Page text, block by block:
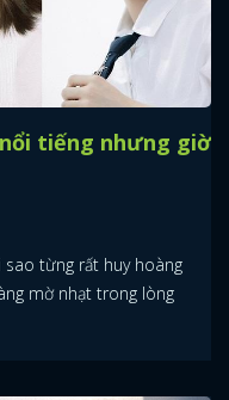
tiếng nhưng giờ
từng rất huy hoàng
mờ nhạt trong lòng